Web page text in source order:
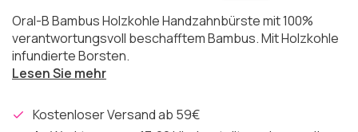
Oral-B Bambus Holzkohle Handzahnbürste mit 100%
verantwortungsvoll beschafftem Bambus. Mit Holzkohle
infundierte Borsten.
Lesen Sie mehr
Kostenloser Versand ab 59€